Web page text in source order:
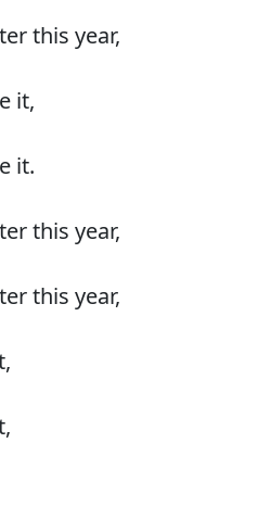
this year,
it,
it.
this year,
this year,